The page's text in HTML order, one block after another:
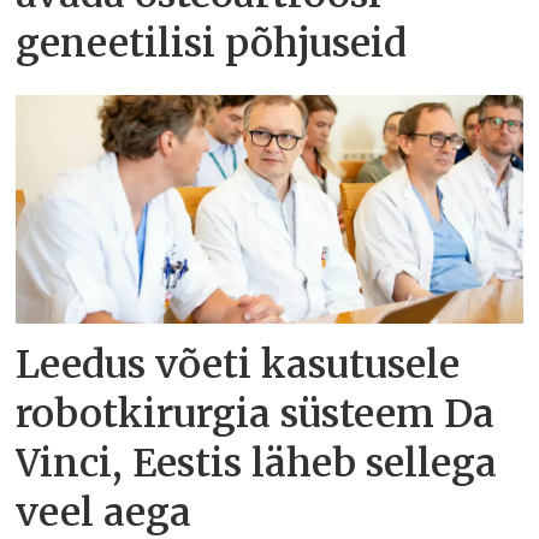
geneetilisi põhjuseid
Leedus võeti kasutusele
robotkirurgia süsteem Da
Vinci, Eestis läheb sellega
veel aega